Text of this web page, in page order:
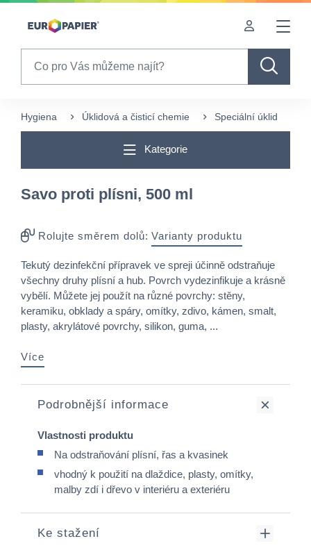
Table Of Content
Pro Vás zajímavé produkty
Hygiena Úklidová a čisticí chemie Speciální úklid
Kategorie
Savo proti plísni, 500 ml
Rolujte směrem dolů: Varianty produktu
Tekutý dezinfekční přípravek ve spreji účinně odstraňuje
všechny druhy plísní a hub. Povrch vydezinfikuje a krásně
vybělí. Můžete jej použít na různé povrchy: stěny,
keramiku, obklady a spáry, omítky, zdivo, kámen, smalt,
plasty, akrylátové povrchy, silikon, guma, ...
Více
Podrobnější informace
Vlastnosti produktu
Na odstraňování plísní, řas a kvasinek
vhodný k použití na dlaždice, plasty, omítky,
malby zdí i dřevo v interiéru a exteriéru
Ke stažení